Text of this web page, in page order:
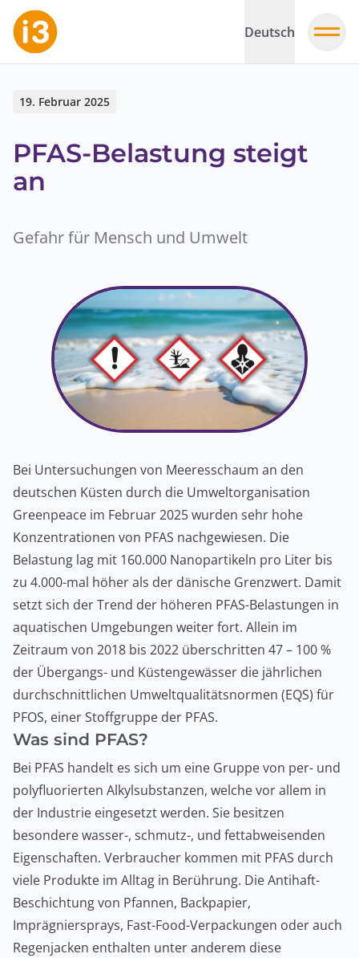
Deutsch
19. Februar 2025
PFAS-Belastung steigt
an
Gefahr für Mensch und Umwelt
Bei Untersuchungen von Meeresschaum an den
deutschen Küsten durch die Umweltorganisation
Greenpeace im Februar 2025 wurden sehr hohe
Konzentrationen von PFAS nachgewiesen. Die
Belastung lag mit 160.000 Nanopartikeln pro Liter bis
zu 4.000-mal höher als der dänische Grenzwert. Damit
setzt sich der Trend der höheren PFAS-Belastungen in
aquatischen Umgebungen weiter fort. Allein im
Zeitraum von 2018 bis 2022 überschritten 47 – 100 %
der Übergangs- und Küstengewässer die jährlichen
durchschnittlichen Umweltqualitätsnormen (EQS) für
PFOS, einer Stoffgruppe der PFAS.
Was sind PFAS?
Bei PFAS handelt es sich um eine Gruppe von per- und
polyfluorierten Alkylsubstanzen, welche vor allem in
der Industrie eingesetzt werden. Sie besitzen
besondere wasser-, schmutz-, und fettabweisenden
Eigenschaften. Verbraucher kommen mit PFAS durch
viele Produkte im Alltag in Berührung. Die Antihaft-
Beschichtung von Pfannen, Backpapier,
Imprägniersprays, Fast-Food-Verpackungen oder auch
Regenjacken enthalten unter anderem diese